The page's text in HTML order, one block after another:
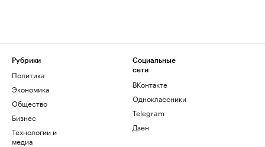
Рубрики
Политика
Экономика
Общество
Бизнес
Технологии и
медиа
Социальные
сети
ВКонтакте
Одноклассники
Telegram
Дзен